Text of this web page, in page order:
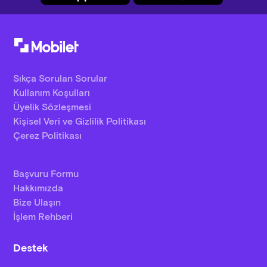
Sıkça Sorulan Sorular
Kullanım Koşulları
Üyelik Sözleşmesi
Kişisel Veri ve Gizlilik Politikası
Çerez Politikası
Başvuru Formu
Hakkımızda
Bize Ulaşın
İşlem Rehberi
Destek